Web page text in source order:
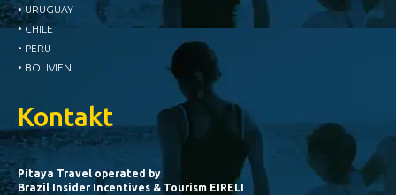
• URUGUAY
• CHILE
• PERU
• BOLIVIEN
Kontakt
Pitaya Travel operated by
Brazil Insider Incentives & Tourism EIRELI